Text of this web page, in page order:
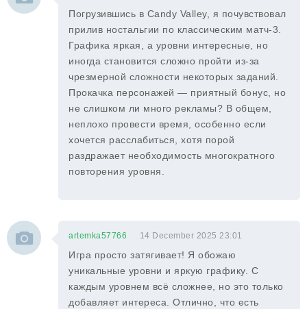
Погрузившись в Candy Valley, я почувствовал
прилив ностальгии по классическим матч-3.
Графика яркая, а уровни интересные, но
иногда становится сложно пройти из-за
чрезмерной сложности некоторых заданий.
Прокачка персонажей — приятный бонус, но
не слишком ли много рекламы? В общем,
неплохо провести время, особенно если
хочется расслабиться, хотя порой
раздражает необходимость многократного
повторения уровня.
artemka57766 14 December 2025 23:01
Игра просто затягивает! Я обожаю
уникальные уровни и яркую графику. С
каждым уровнем всё сложнее, но это только
добавляет интереса. Отлично, что есть